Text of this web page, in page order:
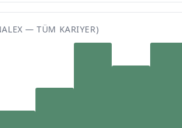
— TÜM KARIYER)